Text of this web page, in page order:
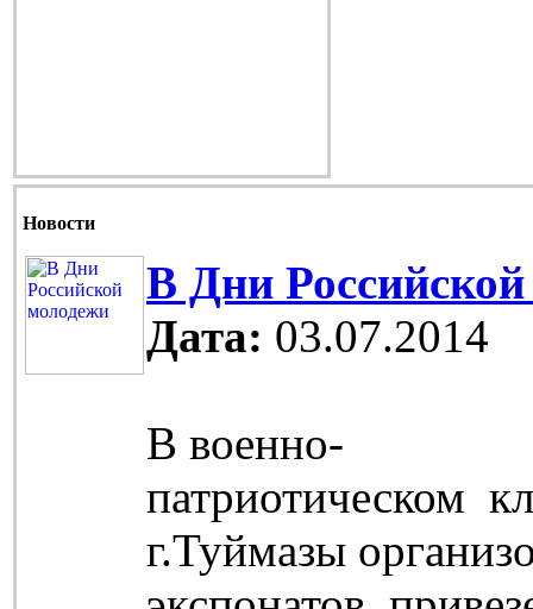
Новости
В Дни
Дата: 03.07.2014
В военно-
патриотическом
г.Туймазы